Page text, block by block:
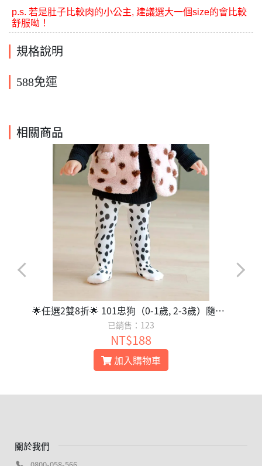
p.s. 若是肚子比較肉的小公主, 建議選大一個size的會比較
舒服呦！
規格說明
588免運
相關商品
🌟任選2雙8折🌟 101忠狗（0-1歲, 2-3歲）隨機出貨
已銷售：123
NT$188
加入購物車
關於我們